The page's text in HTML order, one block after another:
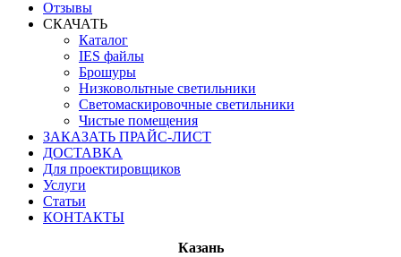
Отзывы
СКАЧАТЬ
Каталог
IES файлы
Брошуры
Низковольтные светильники
Светомаскировочные светильники
Чистые помещения
ЗАКАЗАТЬ ПРАЙС-ЛИСТ
ДОСТАВКА
Для проектировщиков
Услуги
Статьи
КОНТАКТЫ
Казань